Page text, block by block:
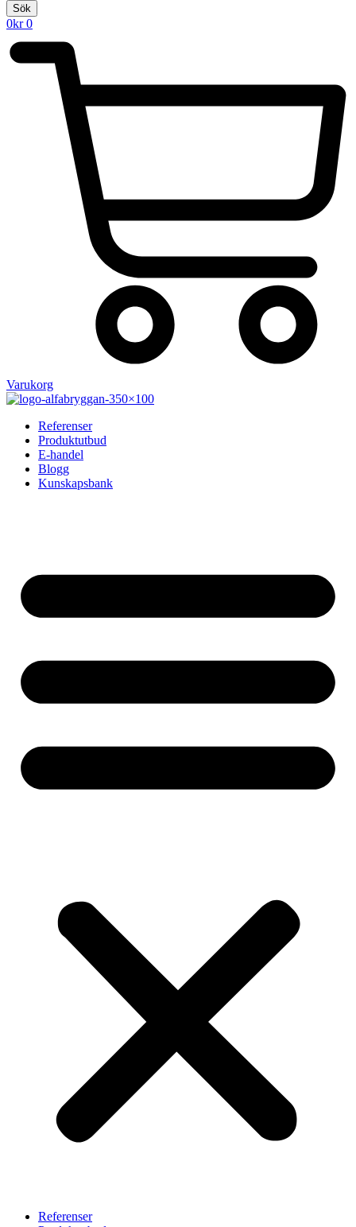
Sök
0kr 0
Varukorg
Referenser
Produktutbud
E-handel
Blogg
Kunskapsbank
Referenser